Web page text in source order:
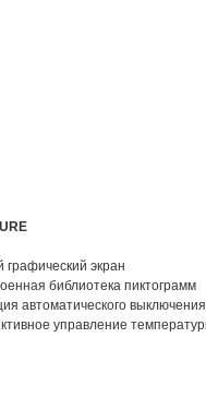
экран
библиотека пиктограмм
автоматического
управление